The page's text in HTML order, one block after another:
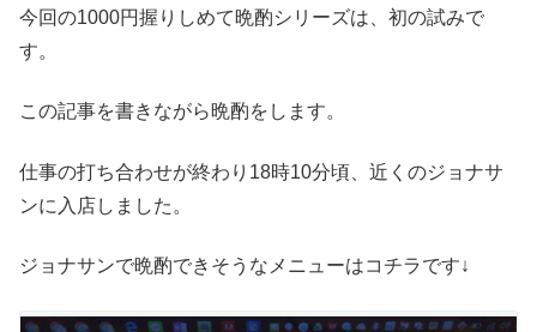
今回の1000円握りしめて晩酌シリーズは、初の試みで
す。
この記事を書きながら晩酌をします。
仕事の打ち合わせが終わり18時10分頃、近くのジョナサ
ンに入店しました。
ジョナサンで晩酌できそうなメニューはコチラです↓